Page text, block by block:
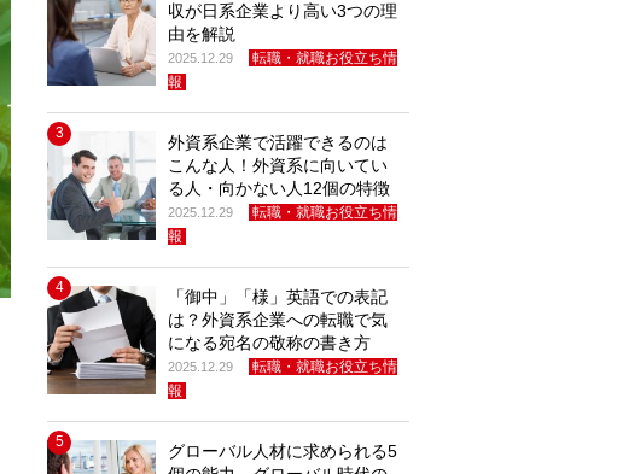
収が日系企業より高い3つの理
由を解説
2025.12.29
転職・就職お役立ち情
報
3
外資系企業で活躍できるのは
こんな人！外資系に向いてい
る人・向かない人12個の特徴
2025.12.29
転職・就職お役立ち情
報
4
「御中」「様」英語での表記
は？外資系企業への転職で気
になる宛名の敬称の書き方
2025.12.29
転職・就職お役立ち情
報
5
グローバル人材に求められる5